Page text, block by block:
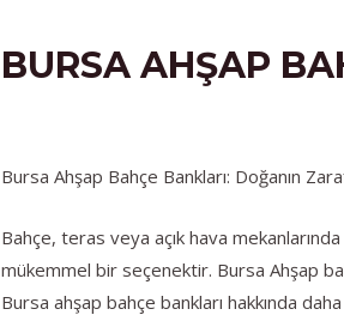
BURSA AHŞAP
Bursa Ahşap Bahçe Bankları: Doğanın
Bahçe, teras veya açık hava
mükemmel bir seçenektir. Bursa Ahşap
Bursa ahşap bahçe bankları hakkında